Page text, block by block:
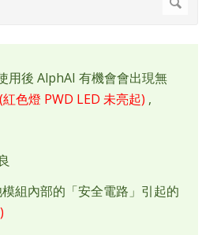
用後 AlphAI 有機會會出現無
(紅色燈 PWD LED 未亮起) ,
組內部的「安全電路」引起的